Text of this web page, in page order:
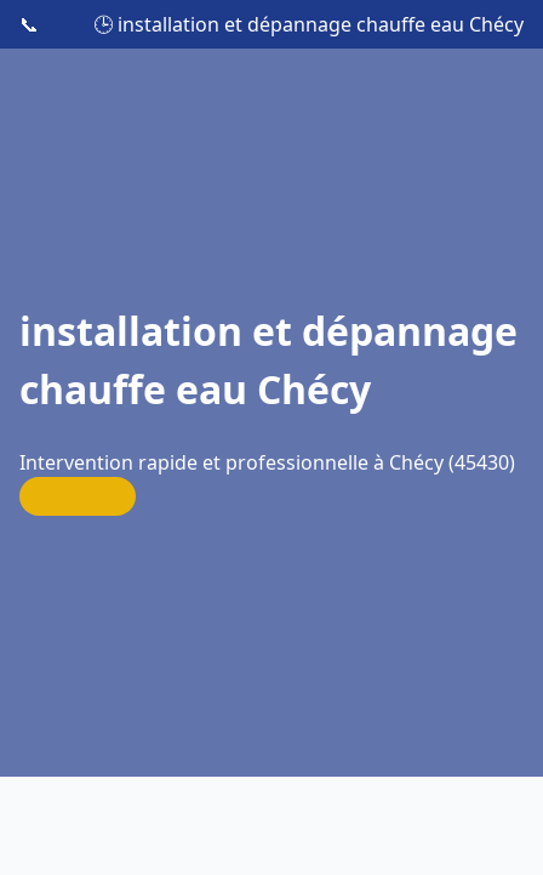
📞 🕒 installation et dépannage chauffe eau Chécy
installation et dépannage
chauffe eau Chécy
Intervention rapide et professionnelle à Chécy (45430)